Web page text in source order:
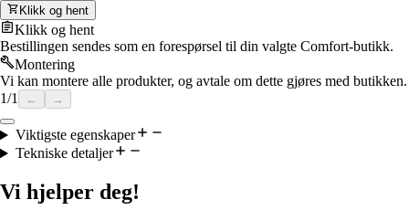
Klikk og hent
Klikk og hent
Bestillingen sendes som en forespørsel til din valgte Comfort-butikk.
Montering
Vi kan montere alle produkter, og avtale om dette gjøres med butikken.
1/1 ← →
Viktigste egenskaper
Tekniske detaljer
Vi hjelper deg!